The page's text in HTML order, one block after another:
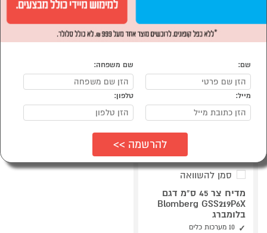
כלים בלומברג*
סמן להשוואה
מדיח צר 45 ס"מ דגם
Blomberg GSS219P6X
בלומברג
10 מערכות כלים
שם: שם משפחה:
מייל: טלפון: